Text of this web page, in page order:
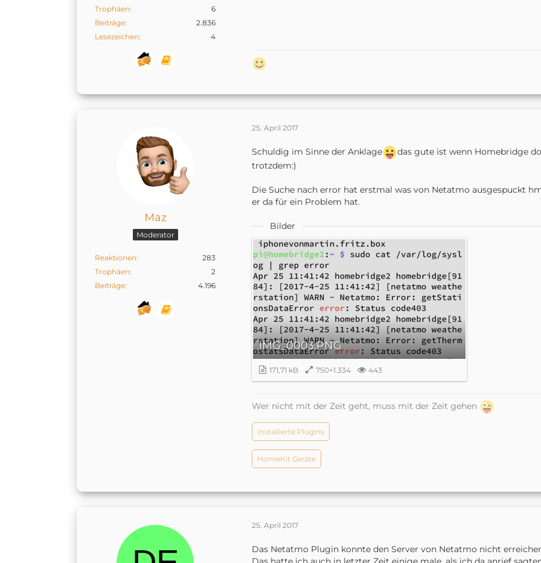
Trophäen
6
Beiträge
2.836
Lesezeichen
4
Maz
Moderator
Reaktionen
283
Trophäen
2
Beiträge
4.196
25. April 2017
Schuldig im Sinne der Anklage
das gute ist wenn Homebridge
trotzdem:)
Die Suche nach error hat erstmal was von Netatmo ausgespuckt
er da für ein Problem hat.
Bilder
IMG_0003.PNG
171,71 kB 750×1.334 443
Wer nicht mit der Zeit geht, muss mit der Zeit gehen
Installierte Plugins
HomeKit Geräte
25. April 2017
Das Netatmo Plugin konnte den Server von Netatmo nicht